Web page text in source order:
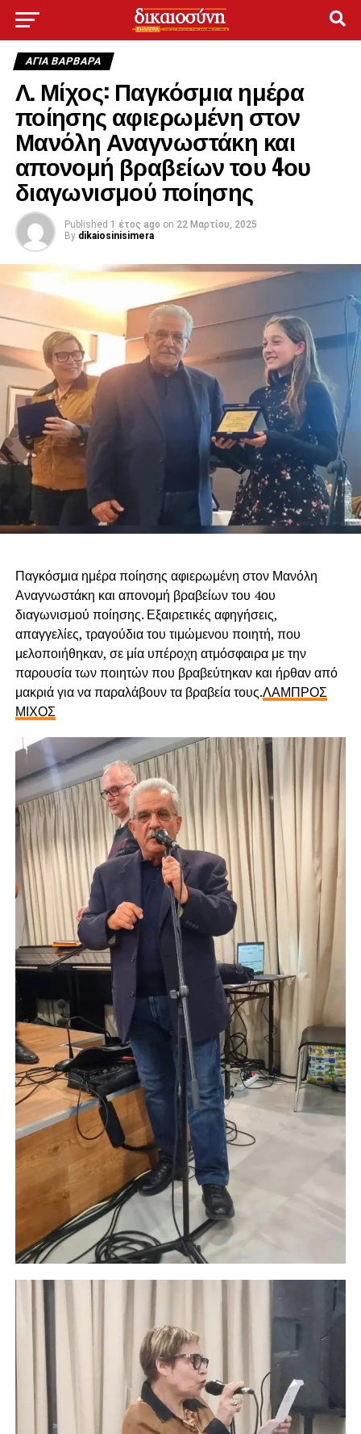
ΑΓΙΑ ΒΑΡΒΑΡΑ
Λ. Μίχος: Παγκόσμια ημέρα
ποίησης αφιερωμένη στον
Μανόλη Αναγνωστάκη και
απονομή βραβείων του 4ου
διαγωνισμού ποίησης
Published 1 έτος ago on 22 Μαρτίου, 2025
By dikaiosinisimera
Παγκόσμια ημέρα ποίησης αφιερωμένη στον Μανόλη
Αναγνωστάκη και απονομή βραβείων του 4ου
διαγωνισμού ποίησης. Εξαιρετικές αφηγήσεις,
απαγγελίες, τραγούδια του τιμώμενου ποιητή, που
μελοποιήθηκαν, σε μία υπέροχη ατμόσφαιρα με την
παρουσία των ποιητών που βραβεύτηκαν και ήρθαν από
μακριά για να παραλάβουν τα βραβεία τους.ΛΑΜΠΡΟΣ
ΜΙΧΟΣ